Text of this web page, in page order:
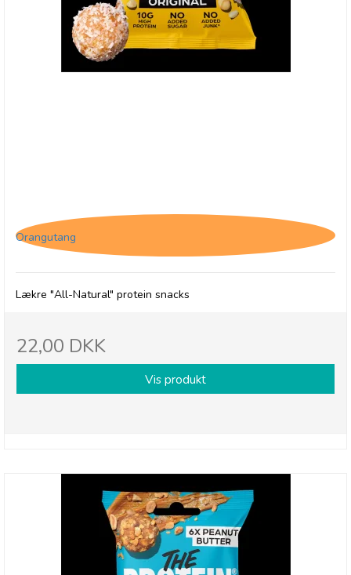
Orangutang
Lækre "All-Natural" protein snacks
22,00 DKK
Vis produkt